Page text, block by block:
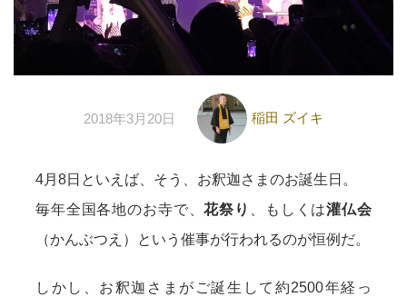
2018年3月20日 稲田 ズイキ
4月8日といえば、そう、お釈迦さまのお誕生日。
毎年全国各地のお寺で、花祭り 、もしくは灌仏会
（かんぶつえ）という催事が行われるのが恒例だ。
しかし、お釈迦さまがご誕生して約2500年経っ